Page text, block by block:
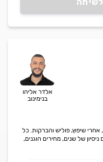
לשיחה
אלדר אליהו
בנימינוב
אחרי שיפוץ, פוליש והברקות. כל
של שנים, מחירים הוגנים,